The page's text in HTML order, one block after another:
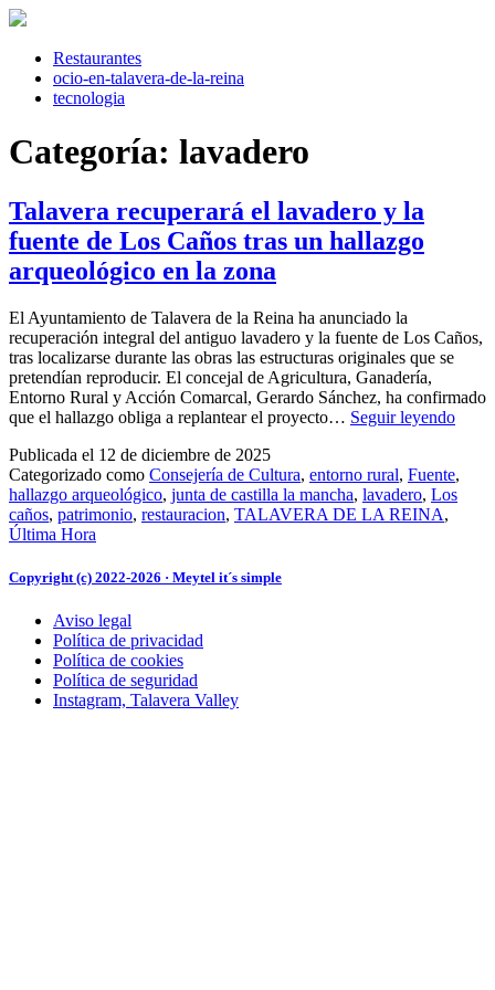
Saltar
contenidoRestaurantes
ocio-en-talavera-de-la-reina
tecnologia
Categoría: lavadero
Talavera recuperará el lavadero y la
fuente de Los Caños tras un hallazgo
arqueológico en la zona
El Ayuntamiento de Talavera de la Reina ha anunciado la
recuperación integral del antiguo lavadero y la fuente de Los Caños,
tras localizarse durante las obras las estructuras originales que se
pretendían reproducir. El concejal de Agricultura, Ganadería,
Entorno Rural y Acción Comarcal, Gerardo Sánchez, ha confirmado
que el hallazgo obliga a replantear el proyecto… Seguir leyendo
y
Publicada el 12 de diciembre de 2025
Categorizado como Consejería de Cultura, entorno rural, Fuente,
hallazgo arqueológico, junta de castilla la mancha, lavadero, Los
caños, patrimonio, restauracion, TALAVERA DE LA REINA,
Última Hora
Copyright (c) 2022-2026 · Meytel it´s simple
Aviso legal
Política de privacidad
Política de cookies
Política de seguridad
Instagram, Talavera Valley